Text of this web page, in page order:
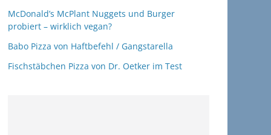
McDonald’s McPlant Nuggets und Burger
probiert – wirklich vegan?
Babo Pizza von Haftbefehl / Gangstarella
Fischstäbchen Pizza von Dr. Oetker im Test